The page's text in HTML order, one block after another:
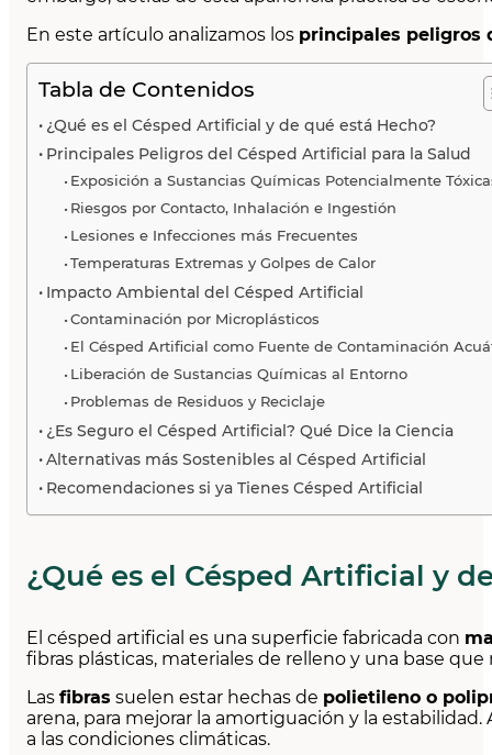
En este artículo analizamos los principales peligros
Tabla de Contenidos
¿Qué es el Césped Artificial y de qué está Hecho?
Principales Peligros del Césped Artificial para la Salud
Exposición a Sustancias Químicas Potencialmente
Riesgos por Contacto, Inhalación e Ingestión
Lesiones e Infecciones más Frecuentes
Temperaturas Extremas y Golpes de Calor
Impacto Ambiental del Césped Artificial
Contaminación por Microplásticos
El Césped Artificial como Fuente de Contaminación
Liberación de Sustancias Químicas al Entorno
Problemas de Residuos y Reciclaje
¿Es Seguro el Césped Artificial? Qué Dice la Ciencia
Alternativas más Sostenibles al Césped Artificial
Recomendaciones si ya Tienes Césped Artificial
¿Qué es el Césped Artificial y
El césped artificial es una superficie fabricada con
fibras plásticas, materiales de relleno y una base
Las fibras suelen estar hechas de polietileno o
arena, para mejorar la amortiguación y la
a las condiciones climáticas.